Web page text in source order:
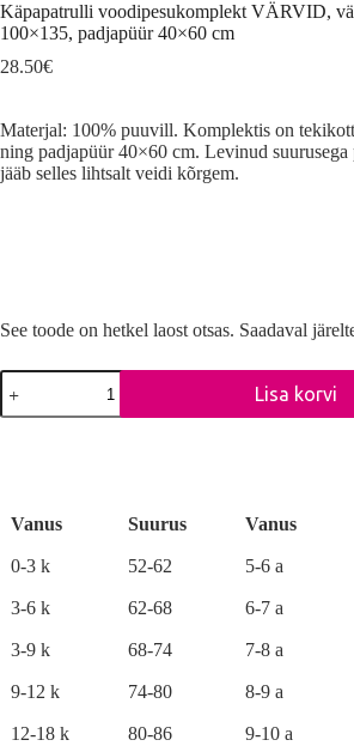
Käpapatrulli voodipesukomplekt VÄRVID,
100×135, padjapüür 40×60 cm
28.50€
Materjal: 100% puuvill. Komplektis on
ning padjapüür 40×60 cm. Levinud
jääb selles lihtsalt veidi kõrgem.
See toode on hetkel laost otsas. Saadaval
Käpapatrulli
voodipesukomplekt
VÄRVID,
padjapüür
cm
Lisa korvi
Vanus Suurus Vanus
0-3 k 52-62 5-6 a
3-6 k 62-68 6-7 a
3-9 k 68-74 7-8 a
9-12 k 74-80 8-9 a
12-18 k 80-86 9-10 a